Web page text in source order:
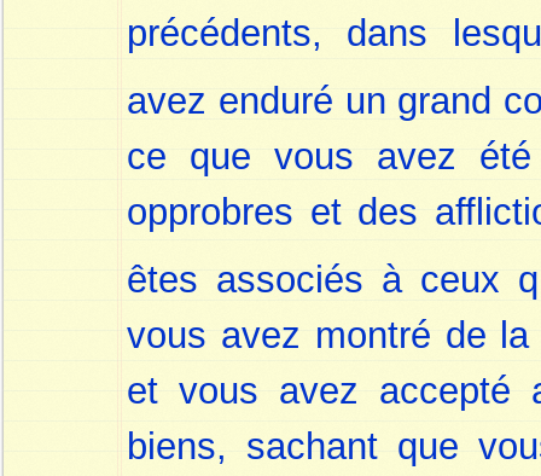
précédents, dans
avez enduré un grand
ce que vous avez
opprobres et des
êtes associés à ceux
vous avez montré de
et vous avez accepté
biens, sachant que